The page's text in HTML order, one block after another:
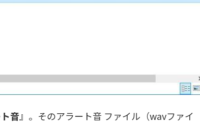
音』。そのアラート音 ファイル（wavファイ